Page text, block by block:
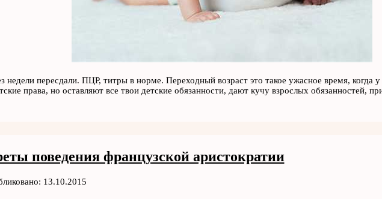
недели пересдали. ПЦР, титры в норме. Переходный возраст это такое ужасное время, когда
права, но оставляют все твои детские обязанности, дают кучу взрослых обязанностей,
поведения французской аристократии
13.10.2015